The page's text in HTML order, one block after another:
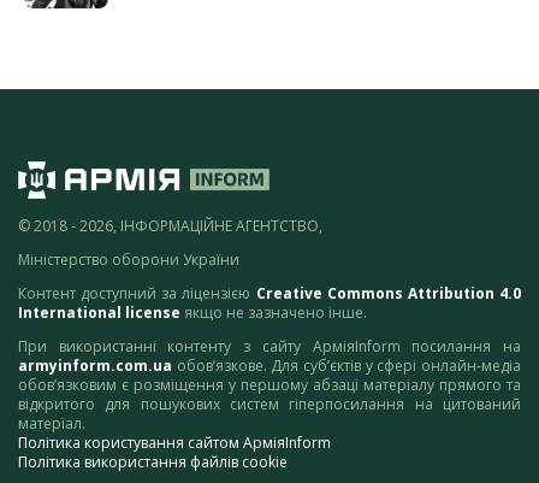
© 2018 - 2026, ІНФОРМАЦІЙНЕ АГЕНТСТВО,
Міністерство оборони України
Контент доступний за ліцензією Creative Commons Attribution 4.0
International license якщо не зазначено інше.
При використанні контенту з сайту АрміяInform посилання на
armyinform.com.ua обов’язкове. Для суб’єктів у сфері онлайн-медіа
обов’язковим є розміщення у першому абзаці матеріалу прямого та
відкритого для пошукових систем гіперпосилання на цитований
матеріал.
Політика користування сайтом АрміяInform
Політика використання файлів cookie